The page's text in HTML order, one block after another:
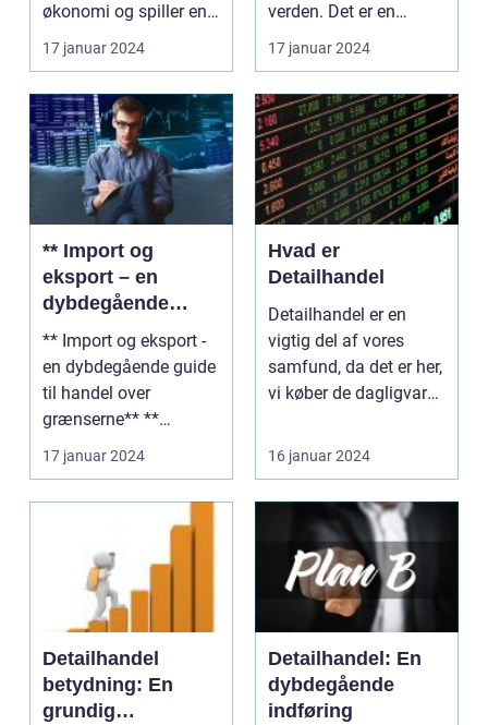
økonomi og spiller en
afgørende rolle i land...
17 januar 2024
verden. Det er en
proces, hvor varer, ...
17 januar 2024
** Import og
eksport – en
dybdegående
guide til handel
over grænserne**
** Import og eksport -
en dybdegående guide
til handel over
grænserne** **
Introduktion til import
17 januar 2024
Hvad er
Detailhandel
Detailhandel er en
vigtig del af vores
samfund, da det er her,
vi køber de dagligvarer
16 januar 2024
Detailhandel
betydning: En
grundig
Detailhandel: En
dybdegående
indføring